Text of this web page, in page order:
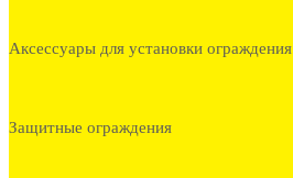
Аксессуары для установки ограждения
Защитные ограждения